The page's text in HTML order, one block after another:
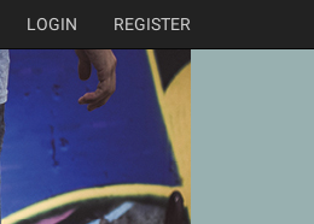
LOGIN REGISTER